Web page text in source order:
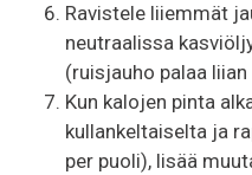
Ravistele liiemmät
neutraalissa
(ruisjauho palaa
Kun kalojen pinta
kullankeltaiselta ja
per puoli), lisää